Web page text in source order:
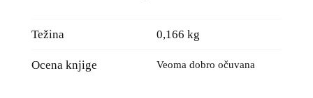
Težina 0,166 kg
Ocena knjige Veoma dobro očuvana